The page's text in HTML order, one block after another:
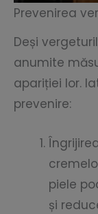
Prevenirea
Deși
anumite
apariției lor.
prevenire:
piele
și